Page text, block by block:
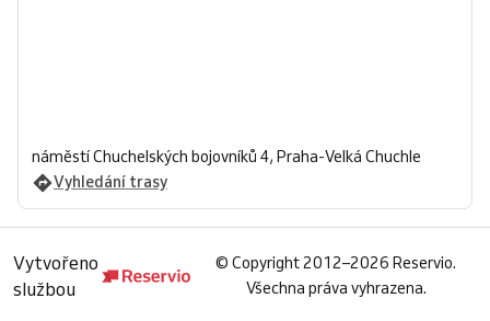
náměstí Chuchelských bojovníků 4, Praha-Velká Chuchle
Vyhledání trasy
Vytvořeno
službou
© Copyright 2012–2026 Reservio.
Všechna práva vyhrazena.